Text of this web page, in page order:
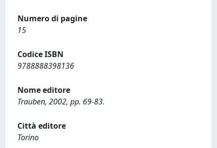
Numero di pagine
15
Codice ISBN
9788888398136
Nome editore
Trauben, 2002, pp. 69-83.
Città editore
Torino